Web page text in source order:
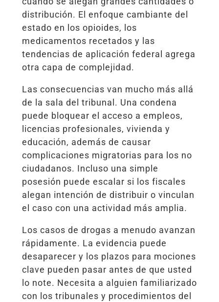
distribución. El enfoque cambiante del
estado en los opioides, los
medicamentos recetados y las
tendencias de aplicación federal agrega
otra capa de complejidad.
Las consecuencias van mucho más allá
de la sala del tribunal. Una condena
puede bloquear el acceso a empleos,
licencias profesionales, vivienda y
educación, además de causar
complicaciones migratorias para los no
ciudadanos. Incluso una simple
posesión puede escalar si los fiscales
alegan intención de distribuir o vinculan
el caso con una actividad más amplia.
Los casos de drogas a menudo avanzan
rápidamente. La evidencia puede
desaparecer y los plazos para mociones
clave pueden pasar antes de que usted
lo note. Necesita a alguien familiarizado
con los tribunales y procedimientos del